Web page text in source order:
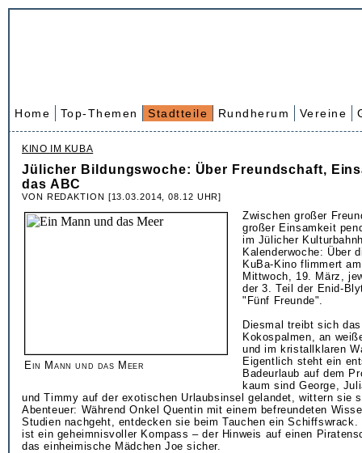
Home Top-Themen Stadtteile Rundherum Vereine
KINO IM KUBA
Jülicher Bildungswoche: Über Freundschaft,
das ABC
VON REDAKTION [13.03.2014, 08.12 UHR]
Ein Mann und das Meer
Zwischen großer
großer Einsamkeit
im Jülicher
Kalenderwoche: Über
KuBa-Kino flimmert
Mittwoch, 19. März,
der 3. Teil der Enid-
"Fünf Freunde".
Diesmal treibt sich
Kokospalmen, an
und im kristallklaren
Eigentlich steht ein
Badeurlaub auf dem
kaum sind George,
und Timmy auf der exotischen Urlaubsinsel gelandet, wittern sie
Abenteuer: Während Onkel Quentin mit einem befreundeten
Studien nachgeht, entdecken sie beim Tauchen ein
ist ein geheimnisvoller Kompass – der Hinweis auf einen
das einheimische Mädchen Joe sicher.